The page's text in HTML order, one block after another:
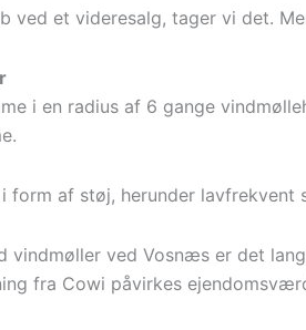
ved et videresalg, tager vi det.
i en radius af 6 gange
form af støj, herunder lavfrekvent
vindmøller ved Vosnæs er det
fra Cowi påvirkes